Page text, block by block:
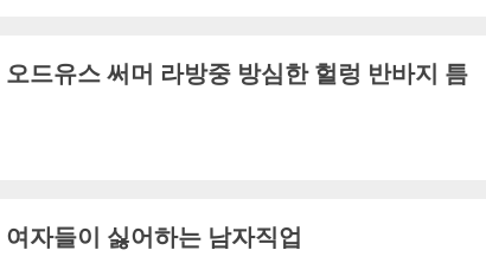
오드유스 써머 라방중 방심한 헐렁 반바지 틈
여자들이 싫어하는 남자직업